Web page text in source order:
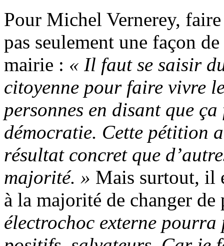
Pour Michel Vernerey,
pas seulement une façon
mairie : « Il faut se saisir
citoyenne pour faire vivre
personnes en disant que
démocratie. Cette pétition
résultat concret que
majorité. » Mais surtout, il
à la majorité de changer de
électrochoc externe pourra